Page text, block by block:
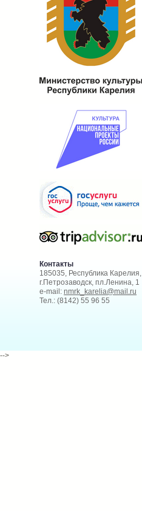
Контакты
185035, Республика Карелия,
г.Петрозаводск, пл.Ленина, 1
e-mail: nmrk_karelia@mail.ru
Тел.: (8142) 55 96 55
-->